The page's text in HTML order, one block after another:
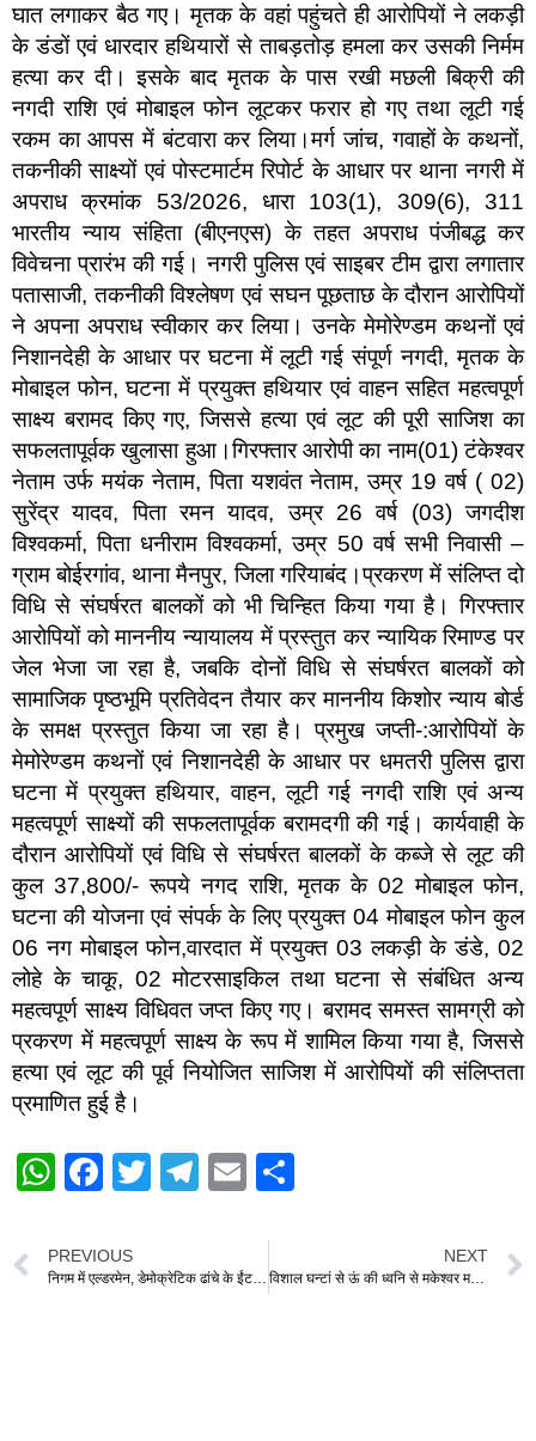
घात लगाकर बैठ गए। मृतक के वहां पहुंचते ही आरोपियों ने लकड़ी
के डंडों एवं धारदार हथियारों से ताबड़तोड़ हमला कर उसकी निर्मम
हत्या कर दी। इसके बाद मृतक के पास रखी मछली बिक्री की
नगदी राशि एवं मोबाइल फोन लूटकर फरार हो गए तथा लूटी गई
रकम का आपस में बंटवारा कर लिया।मर्ग जांच, गवाहों के कथनों,
तकनीकी साक्ष्यों एवं पोस्टमार्टम रिपोर्ट के आधार पर थाना नगरी में
अपराध क्रमांक 53/2026, धारा 103(1), 309(6), 311
भारतीय न्याय संहिता (बीएनएस) के तहत अपराध पंजीबद्ध कर
विवेचना प्रारंभ की गई। नगरी पुलिस एवं साइबर टीम द्वारा लगातार
पतासाजी, तकनीकी विश्लेषण एवं सघन पूछताछ के दौरान आरोपियों
ने अपना अपराध स्वीकार कर लिया। उनके मेमोरेण्डम कथनों एवं
निशानदेही के आधार पर घटना में लूटी गई संपूर्ण नगदी, मृतक के
मोबाइल फोन, घटना में प्रयुक्त हथियार एवं वाहन सहित महत्वपूर्ण
साक्ष्य बरामद किए गए, जिससे हत्या एवं लूट की पूरी साजिश का
सफलतापूर्वक खुलासा हुआ।गिरफ्तार आरोपी का नाम(01) टंकेश्वर
नेताम उर्फ मयंक नेताम, पिता यशवंत नेताम, उम्र 19 वर्ष ( 02)
सुरेंद्र यादव, पिता रमन यादव, उम्र 26 वर्ष (03) जगदीश
विश्वकर्मा, पिता धनीराम विश्वकर्मा, उम्र 50 वर्ष सभी निवासी –
ग्राम बोईरगांव, थाना मैनपुर, जिला गरियाबंद।प्रकरण में संलिप्त दो
विधि से संघर्षरत बालकों को भी चिन्हित किया गया है। गिरफ्तार
आरोपियों को माननीय न्यायालय में प्रस्तुत कर न्यायिक रिमाण्ड पर
जेल भेजा जा रहा है, जबकि दोनों विधि से संघर्षरत बालकों को
सामाजिक पृष्ठभूमि प्रतिवेदन तैयार कर माननीय किशोर न्याय बोर्ड
के समक्ष प्रस्तुत किया जा रहा है। प्रमुख जप्ती-:आरोपियों के
मेमोरेण्डम कथनों एवं निशानदेही के आधार पर धमतरी पुलिस द्वारा
घटना में प्रयुक्त हथियार, वाहन, लूटी गई नगदी राशि एवं अन्य
महत्वपूर्ण साक्ष्यों की सफलतापूर्वक बरामदगी की गई। कार्यवाही के
दौरान आरोपियों एवं विधि से संघर्षरत बालकों के कब्जे से लूट की
कुल 37,800/- रूपये नगद राशि, मृतक के 02 मोबाइल फोन,
घटना की योजना एवं संपर्क के लिए प्रयुक्त 04 मोबाइल फोन कुल
06 नग मोबाइल फोन,वारदात में प्रयुक्त 03 लकड़ी के डंडे, 02
लोहे के चाकू, 02 मोटरसाइकिल तथा घटना से संबंधित अन्य
महत्वपूर्ण साक्ष्य विधिवत जप्त किए गए। बरामद समस्त सामग्री को
प्रकरण में महत्वपूर्ण साक्ष्य के रूप में शामिल किया गया है, जिससे
हत्या एवं लूट की पूर्व नियोजित साजिश में आरोपियों की संलिप्तता
प्रमाणित हुई है।
W
at
s
F
c
e
T
er
T
gr
E
ail
e
PREVIOUS
निगम में एल्डरमेन, डेमोक्रेटिक ढांचे के ईंट,कॉन्क्रीट जैसे- पँ राजेश
NEXT
विशाल घन्टां से ऊं की ध्वनि से मकेश्वर महादेव की हुई विशेष पूजा अर्चना